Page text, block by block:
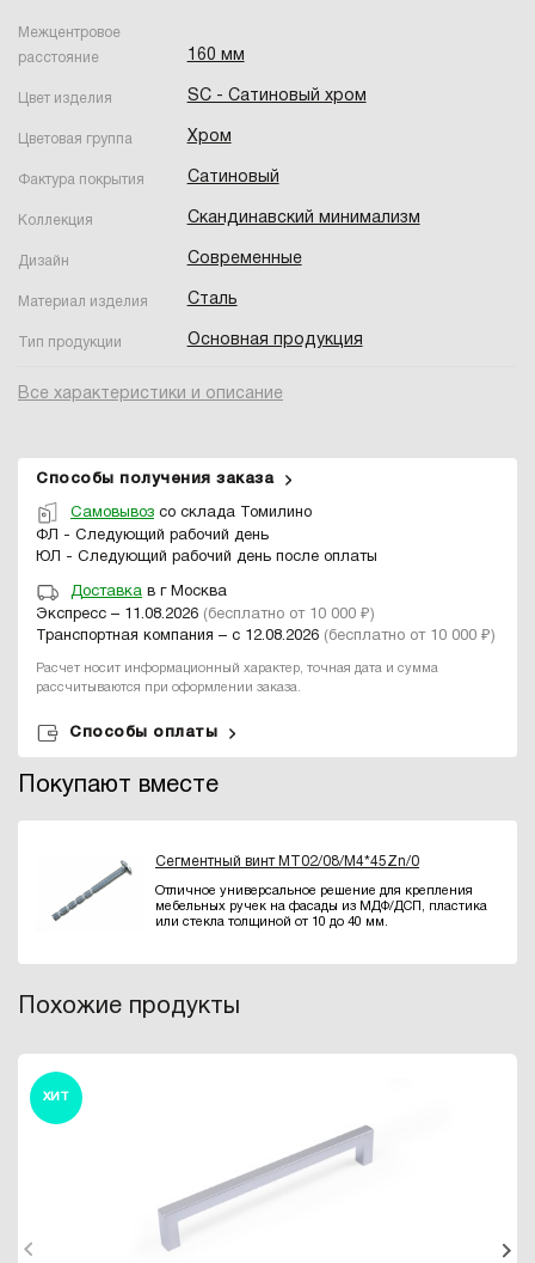
Межцентровое
расстояние
160 мм
Цвет изделия SC - Сатиновый хром
Цветовая группа Хром
Фактура покрытия Сатиновый
Коллекция Скандинавский минимализм
Дизайн Современные
Материал изделия Сталь
Тип продукции Основная продукция
Все характеристики и описание
Способы получения заказа
Самовывоз со склада Томилино
ФЛ - Следующий рабочий день
ЮЛ - Следующий рабочий день после оплаты
Доставка в г Москва
Экспресс – 11.08.2026 (бесплатно от 10 000 ₽)
Транспортная компания – с 12.08.2026 (бесплатно от 10 000 ₽)
Расчет носит информационный характер, точная дата и сумма
рассчитываются при оформлении заказа.
Способы оплаты
Покупают вместе
Сегментный винт MT02/08/M4*45Zn/0
Отличное универсальное решение для крепления
мебельных ручек на фасады из МДФ/ДСП, пластика
или стекла толщиной от 10 до 40 мм.
Похожие продукты
ХИТ